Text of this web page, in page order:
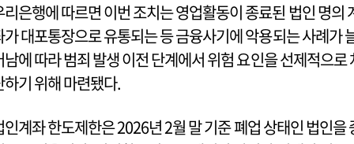
리은행에 따르면 이번 조치는 영업활동이 종료된 법인 명의
가 대포통장으로 유통되는 등 금융사기에 악용되는 사례가
남에 따라 범죄 발생 이전 단계에서 위험 요인을 선제적으로
하기 위해 마련됐다.
인계좌 한도제한은 2026년 2월 말 기준 폐업 상태인 법인을